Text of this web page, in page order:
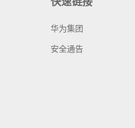
华为集团
安全通告